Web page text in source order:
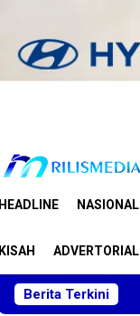
HEADLINE NASIONAL
KISAH ADVERTORIAL
Berita Terkini